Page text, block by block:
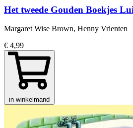
Het tweede Gouden Boekjes
Margaret Wise Brown, Henny Vrienten
€ 4,99
in winkelmand